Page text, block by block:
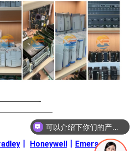
Honeywell Emerson丨
你们是怎么收费的呢